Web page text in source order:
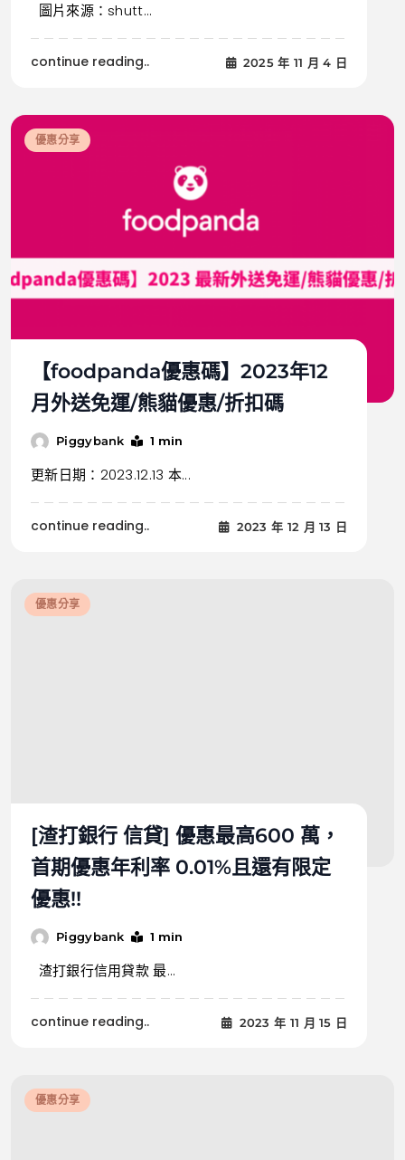
圖片來源：shutt...
continue reading.. 2025 年 11 月 4 日
優惠分享
【foodpanda優惠碼】2023年12
月外送免運/熊貓優惠/折扣碼
Piggybank 1 min
更新日期：2023.12.13 本...
continue reading.. 2023 年 12 月 13 日
優惠分享
[渣打銀行 信貸] 優惠最高600 萬，
首期優惠年利率 0.01%且還有限定
優惠!!
Piggybank 1 min
渣打銀行信用貸款 最...
continue reading.. 2023 年 11 月 15 日
優惠分享